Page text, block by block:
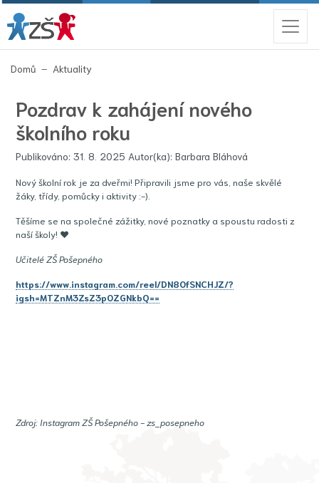
Domů Aktuality
Pozdrav k zahájení nového
školního roku
Publikováno: 31. 8. 2025 Autor(ka): Barbara Bláhová
Nový školní rok je za dveřmi! Připravili jsme pro vás, naše skvělé
žáky, třídy, pomůcky i aktivity :-).
Těšíme se na společné zážitky, nové poznatky a spoustu radosti z
naší školy! ♥
Učitelé ZŠ Pošepného
https://www.instagram.com/reel/DN80fSNCHJZ/?
igsh=MTZnM3ZsZ3p0ZGNkbQ==
Zdroj: Instagram ZŠ Pošepného - zs_posepneho